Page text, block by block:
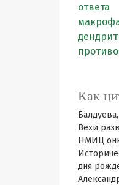
ответа
Как
Вехи
НМИЦ
дня